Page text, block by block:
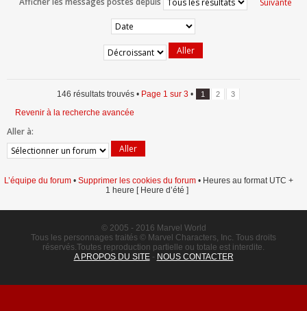
Suivante
146 résultats trouvés • Page 1 sur 3• 1 2 3
Revenir à la recherche avancée
Aller à:
L’équipe du forum• Supprimer les cookies du forum• Heures au format UTC +
1 heure [ Heure d’été ]
© 2005 - 2016 Marvel World
Tous les personnages traités © Marvel Characters, Inc. Tous droits
réservés.Toutes reproduction partielle ou totale est interdite.
A PROPOS DU SITE- NOUS CONTACTER